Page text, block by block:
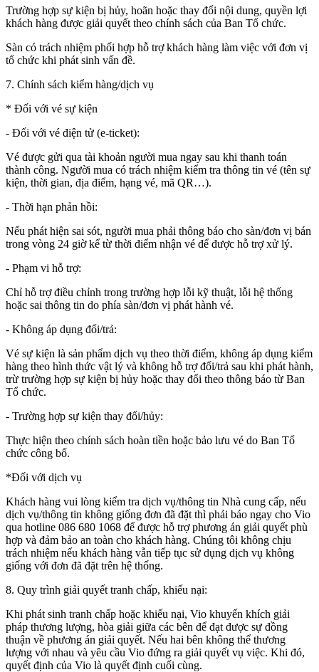
Trường hợp sự kiện bị hủy, hoãn hoặc thay đổi nội dung, quyền lợi
khách hàng được giải quyết theo chính sách của Ban Tổ chức.
Sàn có trách nhiệm phối hợp hỗ trợ khách hàng làm việc với đơn vị
tổ chức khi phát sinh vấn đề.
7. Chính sách kiểm hàng/dịch vụ
* Đối với vé sự kiện
- Đối với vé điện tử (e-ticket):
Vé được gửi qua tài khoản người mua ngay sau khi thanh toán
thành công. Người mua có trách nhiệm kiểm tra thông tin vé (tên sự
kiện, thời gian, địa điểm, hạng vé, mã QR…).
- Thời hạn phản hồi:
Nếu phát hiện sai sót, người mua phải thông báo cho sàn/đơn vị bán
trong vòng 24 giờ kể từ thời điểm nhận vé để được hỗ trợ xử lý.
- Phạm vi hỗ trợ:
Chỉ hỗ trợ điều chỉnh trong trường hợp lỗi kỹ thuật, lỗi hệ thống
hoặc sai thông tin do phía sàn/đơn vị phát hành vé.
- Không áp dụng đổi/trả:
Vé sự kiện là sản phẩm dịch vụ theo thời điểm, không áp dụng kiểm
hàng theo hình thức vật lý và không hỗ trợ đổi/trả sau khi phát hành,
trừ trường hợp sự kiện bị hủy hoặc thay đổi theo thông báo từ Ban
Tổ chức.
- Trường hợp sự kiện thay đổi/hủy:
Thực hiện theo chính sách hoàn tiền hoặc bảo lưu vé do Ban Tổ
chức công bố.
*Đối với dịch vụ
Khách hàng vui lòng kiểm tra dịch vụ/thông tin Nhà cung cấp, nếu
dịch vụ/thông tin không giống đơn đã đặt thì phải báo ngay cho Vio
qua hotline 086 680 1068 để được hỗ trợ phương án giải quyết phù
hợp và đảm bảo an toàn cho khách hàng. Chúng tôi không chịu
trách nhiệm nếu khách hàng vẫn tiếp tục sử dụng dịch vụ không
giống với đơn đã đặt trên hệ thống.
8. Quy trình giải quyết tranh chấp, khiếu nại:
Khi phát sinh tranh chấp hoặc khiếu nại, Vio khuyến khích giải
pháp thương lượng, hòa giải giữa các bên để đạt được sự đồng
thuận về phương án giải quyết. Nếu hai bên không thể thương
lượng với nhau và yêu cầu Vio đứng ra giải quyết vụ việc. Khi đó,
quyết định của Vio là quyết định cuối cùng.